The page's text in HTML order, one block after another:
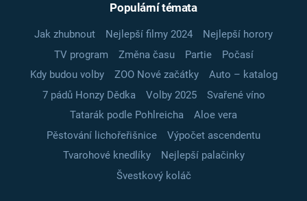
Populární témata
Jak zhubnout Nejlepší filmy 2024
Nejlepší horory
TV program
Změna času Partie
Počasí
Kdy budou volby
ZOO Nové začátky
Auto – katalog
7 pádů Honzy Dědka
Volby 2025
Svařené víno
Tatarák podle Pohlreicha
Aloe vera
Pěstování lichořeřišnice
Výpočet ascendentu
Tvarohové knedlíky
Nejlepší palačinky
Švestkový koláč